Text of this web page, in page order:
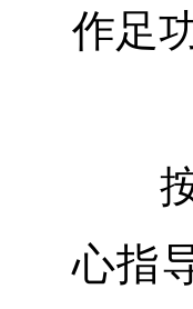
作足
按
心指